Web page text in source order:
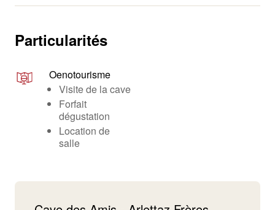
Particularités
Oenotourisme
Visite de la cave
Forfait
dégustation
Location de
salle